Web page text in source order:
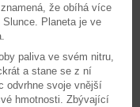
že obíhá více
Planeta je ve
paliva ve svém nitru,
a stane se z ní
odvrhne svoje vnější
hmotnosti. Zbývající